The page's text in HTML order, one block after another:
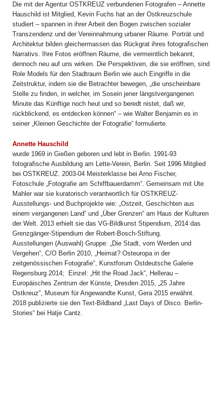
Die mit der Agentur OSTKREUZ verbundenen Fotografen – Annette
Hauschild ist Mitglied, Kevin Fuchs hat an der Ostkreuzschule
studiert – spannen in ihrer Arbeit den Bogen zwischen sozialer
Transzendenz und der Vereinnahmung urbaner Räume. Porträt und
Architektur bilden gleichermassen das Rückgrat ihres fotografischen
Narrativs. Ihre Fotos eröffnen Räume, die vermeintlich bekannt,
dennoch neu auf uns wirken. Die Perspektiven, die sie eröffnen, sind
Role Models für den Stadtraum Berlin wie auch Eingriffe in die
Zeitstruktur, indem sie die Betrachter bewegen, „die unscheinbare
Stelle zu finden, in welcher, im Sosein jener längstvergangenen
Minute das Künftige noch heut und so beredt nistet, daß wir,
rückblickend, es entdecken können“ – wie Walter Benjamin es in
seiner „Kleinen Geschichte der Fotografie“ formulierte.
Annette Hauschild
wurde 1969 in Gießen geboren und lebt in Berlin. 1991-93
fotografische Ausbildung am Lette-Verein, Berlin. Seit 1996 Mitglied
bei OSTKREUZ. 2003-04 Meisterklasse bei Arno Fischer,
Fotoschule „Fotografie am Schiffbauerdamm“. Gemeinsam mit Ute
Mahler war sie kuratorisch verantwortlich für OSTKREUZ-
Ausstellungs- und Buchprojekte wie: „Ostzeit, Geschichten aus
einem vergangenen Land“ und „Über Grenzen“ am Haus der Kulturen
der Welt. 2013 erhielt sie das VG-Bildkunst Stipendium, 2014 das
Grenzgänger-Stipendium der Robert-Bosch-Stiftung.
Ausstellungen (Auswahl) Gruppe: „Die Stadt, vom Werden und
Vergehen“, C/O Berlin 2010, „Heimat? Osteuropa in der
zeitgenössischen Fotografie“, Kunstforum Ostdeutsche Galerie
Regensburg 2014; Einzel: „Hit the Road Jack“, Hellerau –
Europäisches Zentrum der Künste, Dresden 2015, „25 Jahre
Ostkreuz“, Museum für Angewandte Kunst, Gera 2015 erwähnt.
2018 publizierte sie den Text-Bildband „Last Days of Disco. Berlin-
Stories“ bei Hatje Cantz.